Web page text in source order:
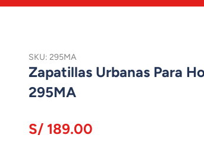
SKU: 295MA
Zapatillas Urbanas Para
295MA
S/ 189.00